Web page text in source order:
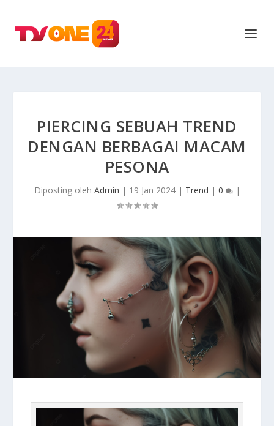
PIERCING SEBUAH TREND
DENGAN BERBAGAI MACAM
PESONA
Diposting oleh Admin | 19 Jan 2024| Trend | 0 |